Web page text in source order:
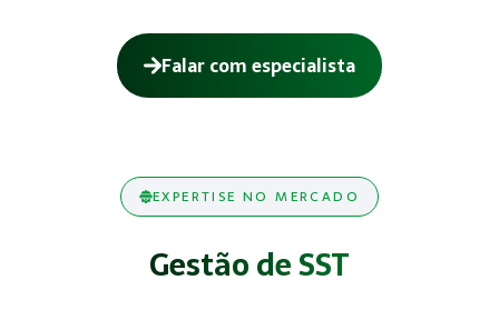
Falar com especialista
EXPERTISE NO MERCADO
Gestão de SST